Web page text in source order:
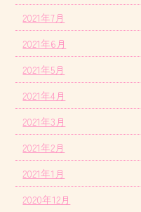
2021年7月
2021年6月
2021年5月
2021年4月
2021年3月
2021年2月
2021年1月
2020年12月